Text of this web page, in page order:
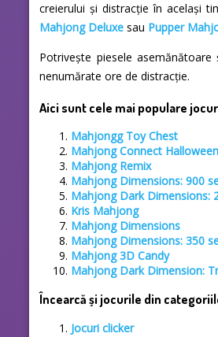
creierului și distracție în același
Mahjong Deluxe sau Pupper
Potrivește piesele
nenumărate ore de distracție.
Aici sunt cele mai populare
Mahjongg Toy Chest
Mahjong Connect Halloween
Mahjong Remix
Mahjong Dimensions: 900
Mahjong Dark Dimensions:
Kris Mahjong
Mahjong Dimensions
Mahjong Dimensions: 350
Mahjong 3D Candy
Mahjong Dark Dimension:
Încearcă și jocurile din
Jocuri clicker